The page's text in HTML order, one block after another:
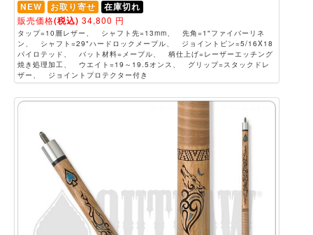
NEW お取り寄せ
在庫切れ
販売価格(税込) 34,800 円
タップ=10層レザー、 シャフト先=13mm、 先角=1"ファイバーリネ
ン、 シャフト=29"ハードロックメープル、 ジョイントピン=5/16X18
パイロテッド、 バット材料=メープル、 柄仕上げ=レーザーエッチング
焼き処理加工、 ウエイト=19～19.5オンス、 グリップ=スタックドレ
ザー、 ジョイントプロテクター付き